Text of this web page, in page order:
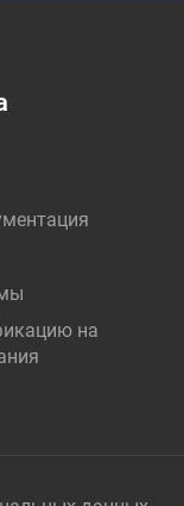
на